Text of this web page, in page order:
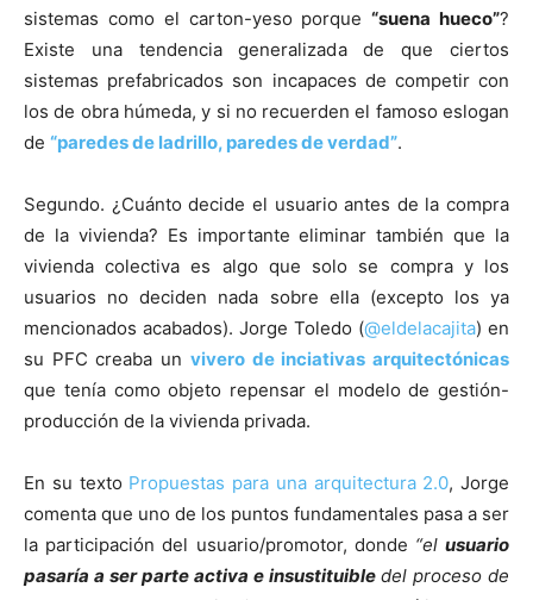
sistemas como el carton-yeso porque“suena hueco”?
Existe una tendencia generalizada de que ciertos
sistemas prefabricados son incapaces de competir con
los de obra húmeda, y si no recuerden el famoso eslogan
de “paredes de ladrillo, paredes de verdad”.
Segundo. ¿Cuánto decide el usuario antes de la compra
de la vivienda? Es importante eliminar también que la
vivienda colectiva es algo que solo se compra y los
usuarios no deciden nada sobre ella (excepto los ya
mencionados acabados). Jorge Toledo (@eldelacajita) en
su PFC creaba un vivero de inciativas arquitectónicas
que tenía como objeto repensar el modelo de gestión-
producción de la vivienda privada.
En su texto Propuestas para una arquitectura 2.0, Jorge
comenta que uno de los puntos fundamentales pasa a ser
la participación del usuario/promotor, donde “elusuario
pasaría a ser parte activa e insustituible del proceso de